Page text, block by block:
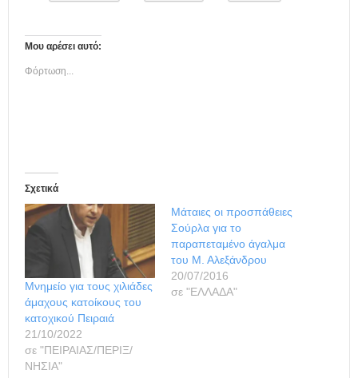
Μου αρέσει αυτό:
Φόρτωση...
Σχετικά
Μνημείο για τους χιλιάδες
άμαχους κατοίκους του
κατοχικού Πειραιά
21/10/2022
σε "ΠΕΙΡΑΙΑΣ/ΠΕΡΙΞ/
ΝΗΣΙΑ"
Μάταιες οι προσπάθειες
Σούρλα για το
παραπεταμένο άγαλμα
του Μ. Αλεξάνδρου
20/07/2016
σε "ΕΛΛΑΔΑ"